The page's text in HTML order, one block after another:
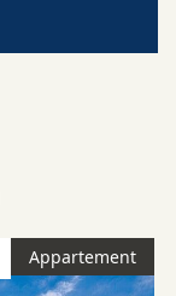
Appartement